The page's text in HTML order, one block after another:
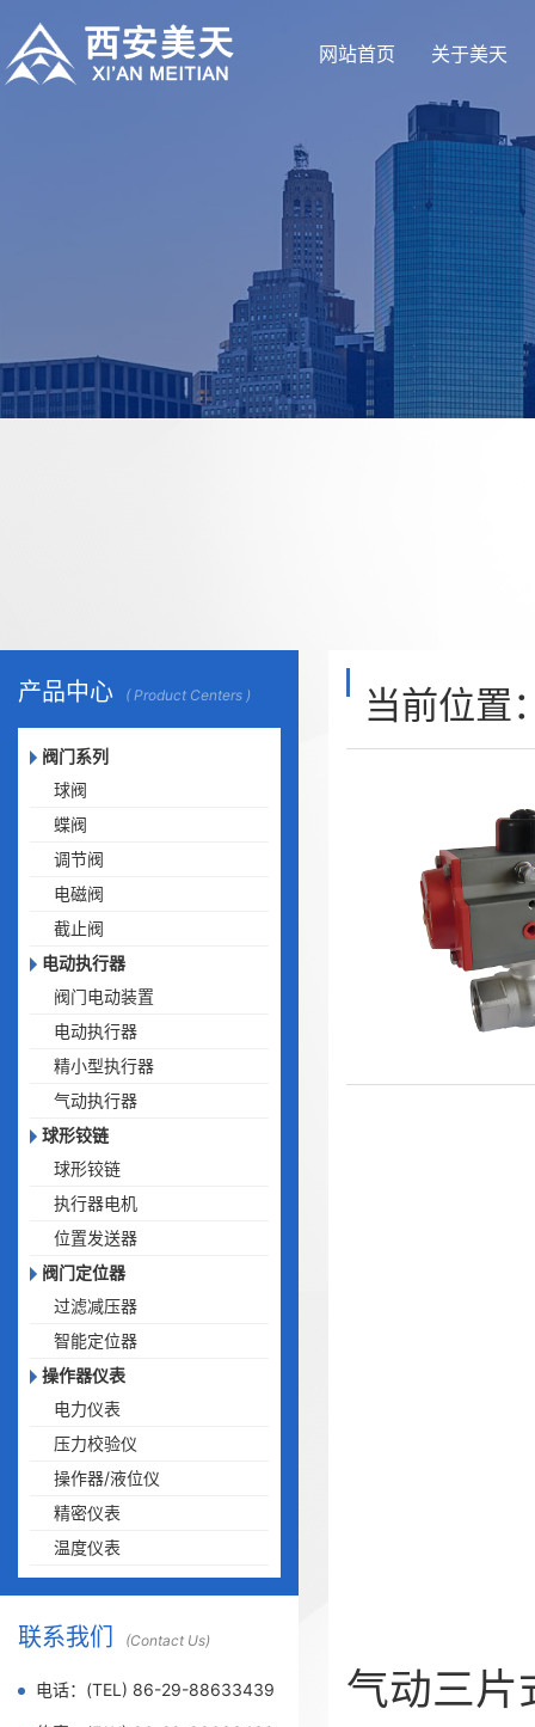
网站首页 关于美天
产品中心 ( Product Centers )
阀门系列
球阀
蝶阀
调节阀
电磁阀
截止阀
电动执行器
阀门电动装置
电动执行器
精小型执行器
气动执行器
球形铰链
球形铰链
执行器电机
位置发送器
阀门定位器
过滤减压器
智能定位器
操作器仪表
电力仪表
压力校验仪
操作器/液位仪
精密仪表
温度仪表
联系我们 (Contact Us)
电话：(TEL) 86-29-88633439
当前位置
气动三片